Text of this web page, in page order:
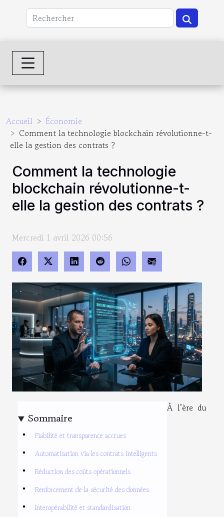
Accueil
Économie
Comment la technologie blockchain révolutionne-t-
elle la gestion des contrats ?
Comment la technologie
blockchain révolutionne-t-
elle la gestion des contrats ?
Mercredi 1 avril 2026 00:56
Sommaire
Fiabilité et transparence accrues
Automatisation via les contrats intelligents
Réduction des coûts opérationnels
Renforcement de la sécurité des données
Interopérabilité et standardisation
À l’ère du